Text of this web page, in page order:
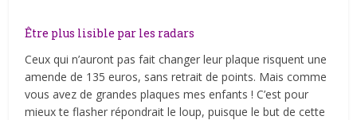
Être plus lisible par les radars
Ceux qui n’auront pas fait changer leur plaque risquent une
amende de 135 euros, sans retrait de points. Mais comme
vous avez de grandes plaques mes enfants ! C’est pour
mieux te flasher répondrait le loup, puisque le but de cette